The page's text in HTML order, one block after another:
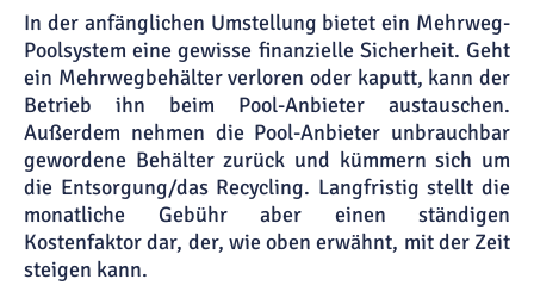
In der anfänglichen Umstellung bietet ein Mehrweg-
Poolsystem eine gewisse finanzielle Sicherheit. Geht
ein Mehrwegbehälter verloren oder kaputt, kann der
Betrieb ihn beim Pool-Anbieter austauschen.
Außerdem nehmen die Pool-Anbieter unbrauchbar
gewordene Behälter zurück und kümmern sich um
die Entsorgung/das Recycling. Langfristig stellt die
monatliche Gebühr aber einen ständigen
Kostenfaktor dar, der, wie oben erwähnt, mit der Zeit
steigen kann.